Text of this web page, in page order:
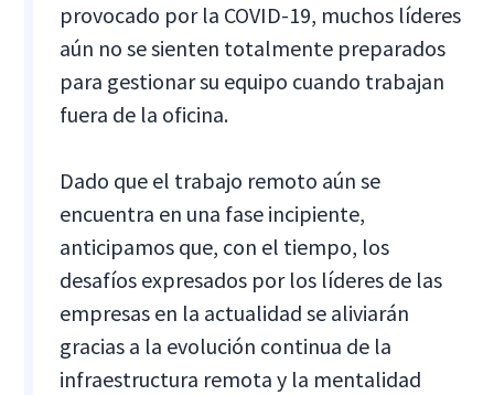
provocado por la COVID-19, muchos líderes
aún no se sienten totalmente preparados
para gestionar su equipo cuando trabajan
fuera de la oficina.
Dado que el trabajo remoto aún se
encuentra en una fase incipiente,
anticipamos que, con el tiempo, los
desafíos expresados por los líderes de las
empresas en la actualidad se aliviarán
gracias a la evolución continua de la
infraestructura remota y la mentalidad